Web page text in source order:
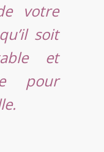
votre
soit
et
pour